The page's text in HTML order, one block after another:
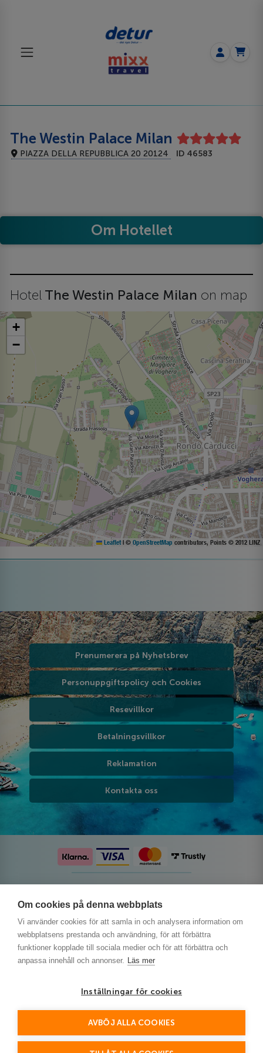
Om cookies på denna webbplats
Vi använder cookies för att samla in och analysera information om
webbplatsens prestanda och användning, för att förbättra
funktioner kopplade till sociala medier och för att förbättra och
anpassa innehåll och annonser. Läs mer
Inställningar för cookies
AVBÖJ ALLA COOKIES
The Westin Palace Milan
PIAZZA DELLA REPUBBLICA 20 20124 ID 46583
Om Hotellet
Hotel The Westin Palace Milan on map
+
−
Leaflet | © OpenStreetMap contributors, Points © 2012 LINZ
Prenumerera på Nyhetsbrev
Personuppgiftspolicy och Cookies
Resevillkor
Betalningsvillkor
Reklamation
Kontakta oss
This site is protected by reCAPTCHA and the Google
andTerms of Service apply.